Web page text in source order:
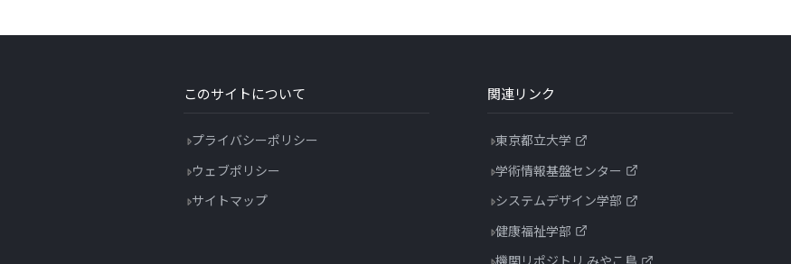
このサイトについて
プライバシーポリシー
ウェブポリシー
サイトマップ
関連リンク
東京都立大学
学術情報基盤センター
システムデザイン学部
健康福祉学部
機関リポジトリ みやこ鳥